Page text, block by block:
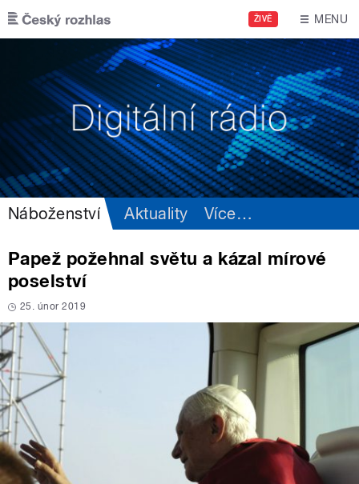
Přejít k hlavnímu obsahu
ŽIVĚ MENU
Náboženství Aktuality Více…
Papež požehnal světu a kázal mírové
poselství
25. únor 2019